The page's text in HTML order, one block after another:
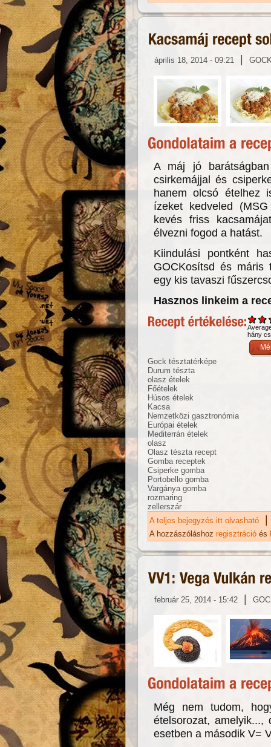
április 18, 2014 - 09:21 |
A máj jó
csirkemájjal és
hanem olcsó ételhez
ízeket kedveled
kevés friss
élvezni fogod a hatást.
Kiindulási pontként
GOCKosítsd és máris
egy kis tavaszi
Hasznos linkeim a
hány
Gock tésztatérképe
Durum tészta
olasz ételek
Főételek
Húsos ételek
Kacsa
Nemzetközi gasztronómia
Európai ételek
Mediterrán ételek
olasz
Olasz tészta recept
Gomba receptek
Csiperke gomba
Portobello gomba
Vargánya gomba
rozmaring
zellerszár
A teljes bejegyzés itt olvasható
|
A hozzászóláshoz regisztráció és
február 25, 2014 - 15:42 |
Még nem tudom,
ételsorozat,
esetben a második V=